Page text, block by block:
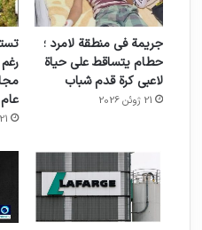
جريمة في منطقة لامرد ؛
حطام يتساقط على حياة
لاعبي كرة قدم شباب
21 ژوئن 2026
عام
21 ژوئن 2026